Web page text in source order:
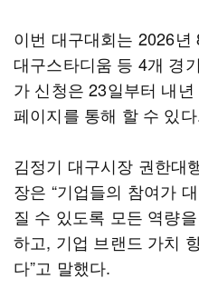
이번 대구대회는 2026
대구스타디움 등 4개 경
가 신청은 23일부터 내
페이지를 통해 할 수 있
김정기 대구시장 권한대
장은 “기업들의 참여가
질 수 있도록 모든 역량
하고, 기업 브랜드 가치
다”고 말했다.